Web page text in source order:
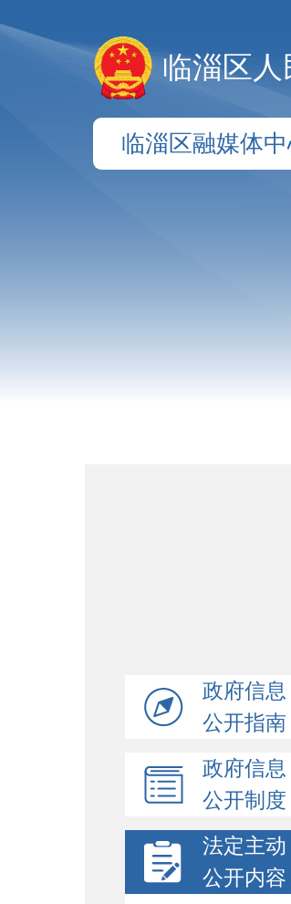
临淄区人
临淄区融媒体
政府信息
公开指南
政府信息
公开制度
法定主动
公开内容